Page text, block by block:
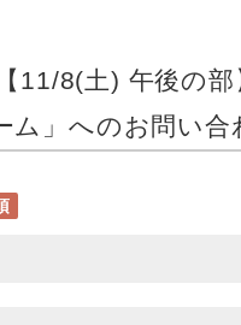
11/8(土) 午後の
ム」へのお問い合